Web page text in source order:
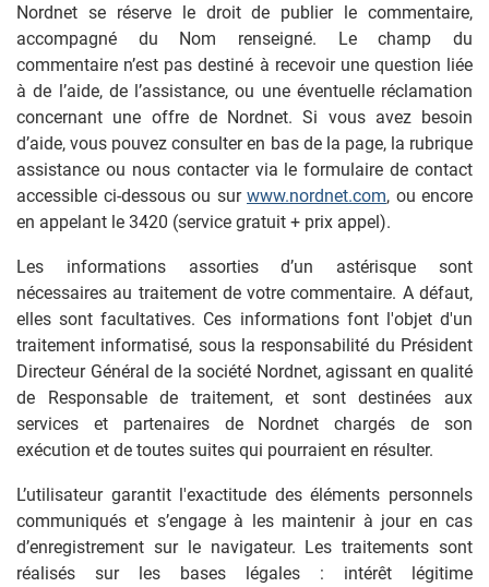
Nordnet se réserve le droit de publier le commentaire,
accompagné du Nom renseigné. Le champ du
commentaire n’est pas destiné à recevoir une question liée
à de l’aide, de l’assistance, ou une éventuelle réclamation
concernant une offre de Nordnet. Si vous avez besoin
d’aide, vous pouvez consulter en bas de la page, la rubrique
assistance ou nous contacter via le formulaire de contact
accessible ci-dessous ou sur www.nordnet.com, ou encore
en appelant le 3420 (service gratuit + prix appel).
Les informations assorties d’un astérisque sont
nécessaires au traitement de votre commentaire. A défaut,
elles sont facultatives. Ces informations font l'objet d'un
traitement informatisé, sous la responsabilité du Président
Directeur Général de la société Nordnet, agissant en qualité
de Responsable de traitement, et sont destinées aux
services et partenaires de Nordnet chargés de son
exécution et de toutes suites qui pourraient en résulter.
L’utilisateur garantit l'exactitude des éléments personnels
communiqués et s’engage à les maintenir à jour en cas
d’enregistrement sur le navigateur. Les traitements sont
réalisés sur les bases légales : intérêt légitime